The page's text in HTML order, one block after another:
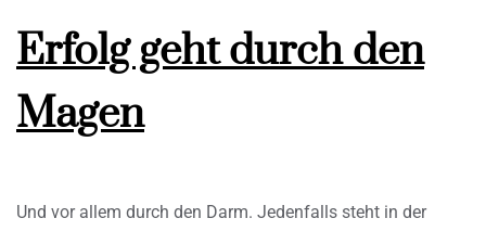
Erfolg geht durch den
Magen
Und vor allem durch den Darm. Jedenfalls steht in der